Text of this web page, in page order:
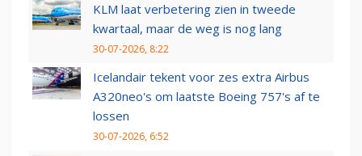
KLM laat verbetering zien in tweede
kwartaal, maar de weg is nog lang
30-07-2026, 8:22
Icelandair tekent voor zes extra Airbus
A320neo's om laatste Boeing 757's af te
lossen
30-07-2026, 6:52